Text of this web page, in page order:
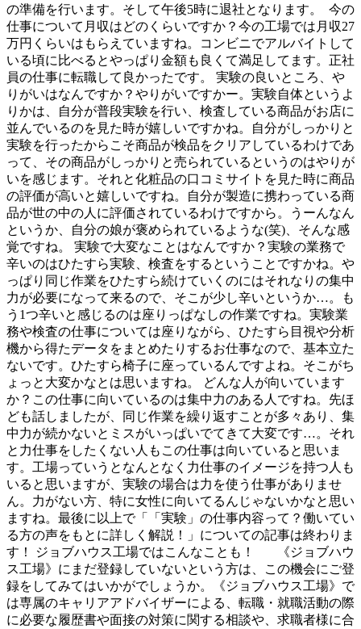
の準備を行います。そして午後5時に退社となります。 今の
仕事について月収はどのくらいですか？今の工場では月収27
万円くらいはもらえていますね。コンビニでアルバイトして
いる頃に比べるとやっぱり金額も良くて満足してます。正社
員の仕事に転職して良かったです。 実験の良いところ、や
りがいはなんですか？やりがいですかー。実験自体というよ
りかは、自分が普段実験を行い、検査している商品がお店に
並んでいるのを見た時が嬉しいですかね。自分がしっかりと
実験を行ったからこそ商品が検品をクリアしているわけであ
って、その商品がしっかりと売られているというのはやりが
いを感じます。それと化粧品の口コミサイトを見た時に商品
の評価が高いと嬉しいですね。自分が製造に携わっている商
品が世の中の人に評価されているわけですから。うーんなん
というか、自分の娘が褒められているような(笑)、そんな感
覚ですね。 実験で大変なことはなんですか？実験の業務で
辛いのはひたすら実験、検査をするということですかね。や
っぱり同じ作業をひたすら続けていくのにはそれなりの集中
力が必要になって来るので、そこが少し辛いというか…。も
う1つ辛いと感じるのは座りっぱなしの作業ですね。実験業
務や検査の仕事については座りながら、ひたすら目視や分析
機から得たデータをまとめたりするお仕事なので、基本立た
ないです。ひたすら椅子に座っているんですよね。そこがち
ょっと大変かなとは思いますね。 どんな人が向いています
か？この仕事に向いているのは集中力のある人ですね。先ほ
ども話しましたが、同じ作業を繰り返すことが多々あり、集
中力が続かないとミスがいっぱいでてきて大変です…。それ
と力仕事をしたくない人もこの仕事は向いていると思いま
す。工場っていうとなんとなく力仕事のイメージを持つ人も
いると思いますが、実験の場合は力を使う仕事がありませ
ん。力がない方、特に女性に向いてるんじゃないかなと思い
ますね。最後に以上で「「実験」の仕事内容って？働いてい
る方の声をもとに詳しく解説！」についての記事は終わりま
す！ ジョブハウス工場ではこんなことも！ 《ジョブハウ
ス工場》にまだ登録していないという方は、この機会にご登
録をしてみてはいかがでしょうか。《ジョブハウス工場》で
は専属のキャリアアドバイザーによる、転職・就職活動の際
に必要な履歴書や面接の対策に関する相談や、求職者様に合